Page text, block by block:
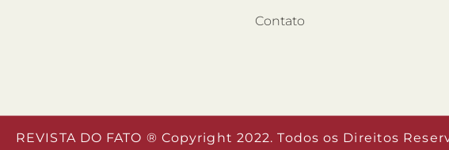
Contato
REVISTA DO FATO ® Copyright 2022. Todos os Direitos